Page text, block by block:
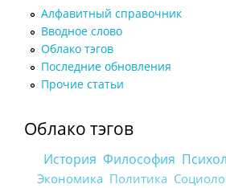
Алфавитный справочник
Вводное слово
Облако тэгов
Последние обновления
Прочие статьи
Облако тэгов
История Философия
Экономика Политика